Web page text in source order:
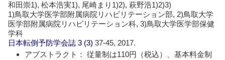
和田崇1), 松本浩実1), 尾崎まり1)2), 萩野浩1)2)3)
1)鳥取大学医学部附属病院リハビリテーション部, 2)鳥取大学
医学部附属病院リハビリテーション科, 3)鳥取大学医学部保健
学科
日本転倒予防学会誌 3 (3)37-45, 2017.
アブストラクト： 従量制は110円（税込）、基本料金制